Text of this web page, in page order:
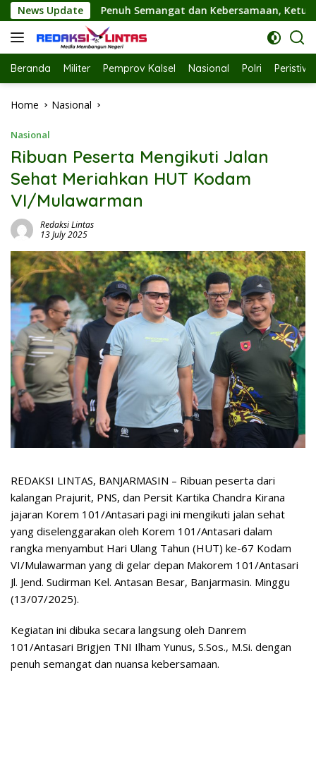
Skip
to
content
News Update
dan Kebersamaan, Ketua TP PKK Hj. Fathul Jannah
Beranda Militer Pemprov Kalsel Nasional Polri
Home Nasional
Nasional
Ribuan Peserta Mengikuti Jalan
Sehat Meriahkan HUT Kodam
VI/Mulawarman
Redaksi Lintas
13 July 2025
REDAKSI LINTAS, BANJARMASIN – Ribuan peserta dari
kalangan Prajurit, PNS, dan Persit Kartika Chandra Kirana
jajaran Korem 101/Antasari pagi ini mengikuti jalan sehat
yang diselenggarakan oleh Korem 101/Antasari dalam
rangka menyambut Hari Ulang Tahun (HUT) ke-67 Kodam
VI/Mulawarman yang di gelar depan Makorem 101/Antasari
Jl. Jend. Sudirman Kel. Antasan Besar, Banjarmasin. Minggu
(13/07/2025).
Kegiatan ini dibuka secara langsung oleh Danrem
101/Antasari Brigjen TNI Ilham Yunus, S.Sos., M.Si. dengan
penuh semangat dan nuansa kebersamaan.